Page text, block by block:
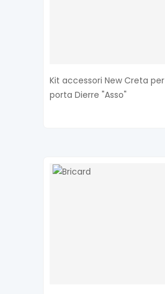
Kit accessori New Creta per
porta Dierre "Asso"